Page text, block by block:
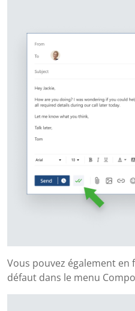
Vous pouvez également
défaut dans le menu